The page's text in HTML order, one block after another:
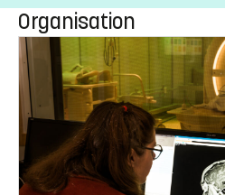
Organisation